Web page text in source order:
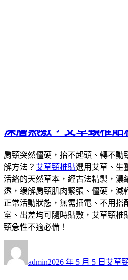
深層熱敷，艾草頸椎貼
肩頸突然僵硬，抬不起頭、轉不動
解方法？ 艾草頸椎貼選用艾草、生
活絡的天然草本，經古法精製，濃
透，缓解肩頸肌肉緊張、僵硬，減
正常活動狀態，無需插電、不用搭
室、出差均可隨時貼敷，艾草頸椎
頸急性不適必備！
者
admin佈
2026 年 5 月 5 日 類
艾草